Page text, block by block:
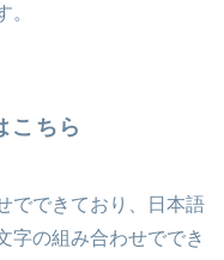
。
こちら
でできており、日本語
字の組み合わせででき